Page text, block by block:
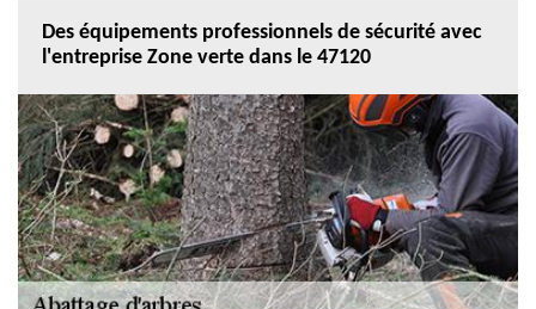
Des équipements professionnels de sécurité avec
l'entreprise Zone verte dans le 47120